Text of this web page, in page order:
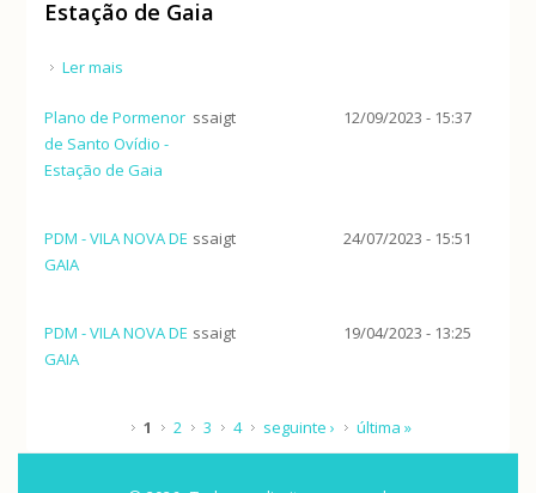
Estação de Gaia
Ler mais
Plano de Pormenor
de Santo Ovídio -
Estação de Gaia
ssaigt 12/09/2023 - 15:37
PDM - VILA NOVA DE
GAIA
ssaigt 24/07/2023 - 15:51
PDM - VILA NOVA DE
GAIA
ssaigt 19/04/2023 - 13:25
1 2 3 4 seguinte › última »